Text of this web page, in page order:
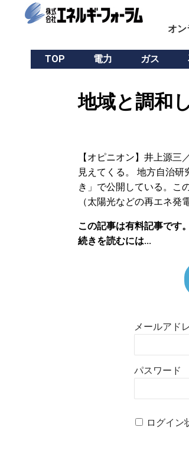
オ
TOP 電力 ガス
地域と調和
【オピニオン】井上源
見えてくる。 地方自治
き」で公開している。こ
（太陽光などの再エネ
この記事は有料記事です。
続きを読むには...
メールアド
パスワード
ログイン